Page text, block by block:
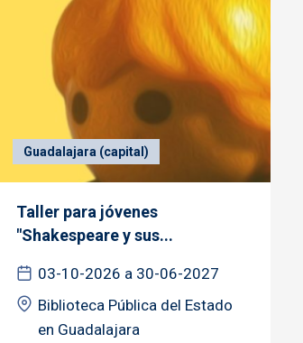
Guadalajara (capital)
Taller para jóvenes
"Shakespeare y sus...
03-10-2026 a 30-06-2027
Biblioteca Pública del Estado
en Guadalajara